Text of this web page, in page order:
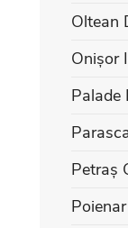
Oltean
Onișor
Palade
Petraș